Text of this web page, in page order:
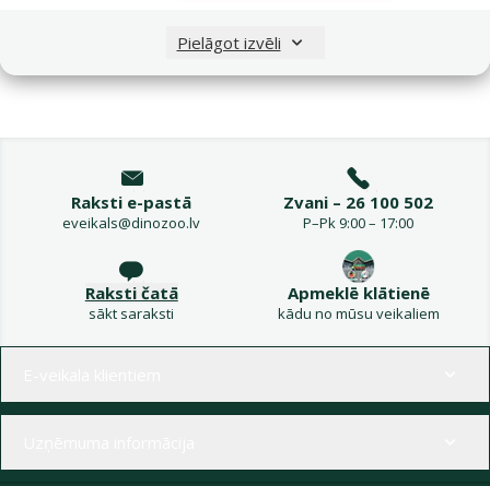
Pielāgot izvēli
Raksti e-pastā
eveikals@dinozoo.lv
Zvani – 26 100 502
P–Pk 9:00 – 17:00
Raksti čatā
sākt saraksti
Apmeklē klātienē
kādu no mūsu veikaliem